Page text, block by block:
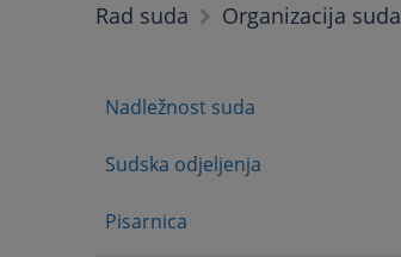
Rad suda Organizacija suda
Nadležnost suda
Sudska odjeljenja
Pisarnica